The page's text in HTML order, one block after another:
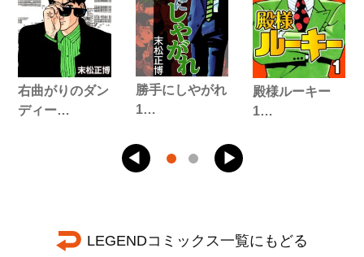
右曲がりのダン
ディー…
勝手にしやがれ
1…
殿様ルーキー
1…
LEGENDコミックス一覧にもどる